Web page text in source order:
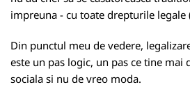
impreuna - cu toate drepturile legale
Din punctul meu de vedere,
este un pas logic, un pas ce tine mai
sociala si nu de vreo moda.